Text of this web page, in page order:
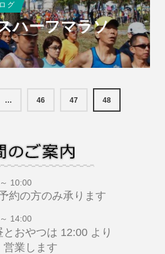
グ
ハーフマラソ
… 46 47 48
10:00
約の方のみ承ります
14:00
おやつは 12:00 より
営業します